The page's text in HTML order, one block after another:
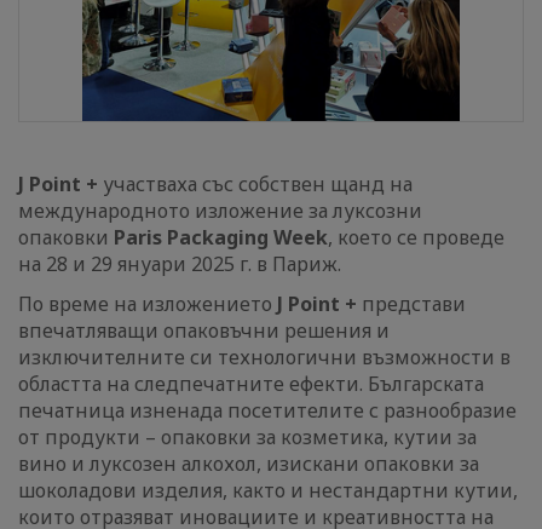
J Point + участваха със собствен щанд на
международното изложение за луксозни
опаковки Paris Packaging Week, което се проведе
на 28 и 29 януари 2025 г. в Париж.
По време на изложението J Point + представи
впечатляващи опаковъчни решения и
изключителните си технологични възможности в
областта на следпечатните ефекти. Българската
печатница изненада посетителите с разнообразие
от продукти – опаковки за козметика, кутии за
вино и луксозен алкохол, изискани опаковки за
шоколадови изделия, както и нестандартни кутии,
които отразяват иновациите и креативността на